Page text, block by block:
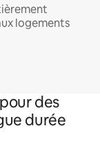
logements
des
durée